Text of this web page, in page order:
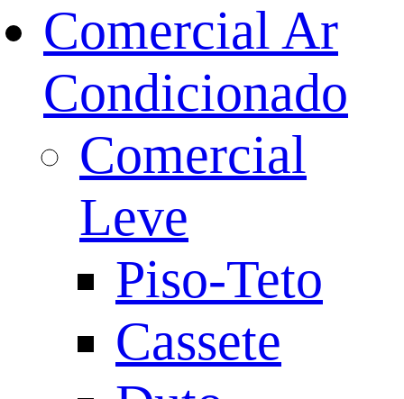
Comercial Ar
Condicionado
Comercial
Leve
Piso-Teto
Cassete